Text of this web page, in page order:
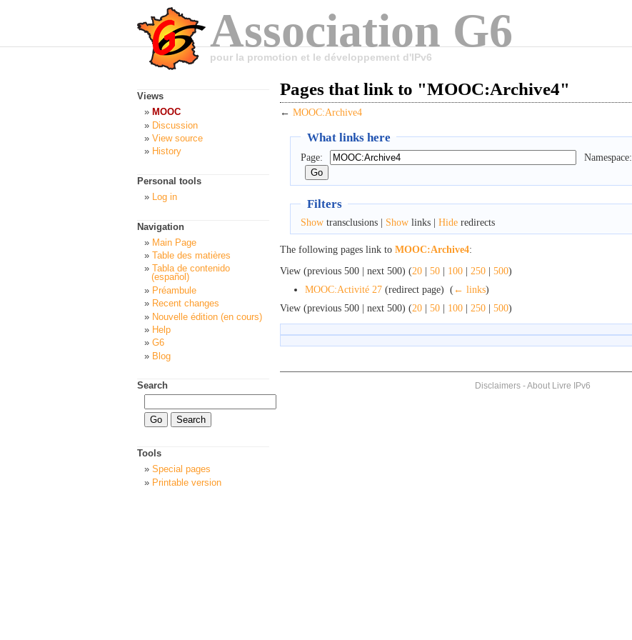
Association G6
pour la promotion et le développement d'IPv6
Pages that link to "MOOC:Archive4"
← MOOC:Archive4
What links here
Page: Namespace:
Filters
Showtransclusions | Showlinks | Hideredirects
The following pages link to MOOC:Archive4:
View (previous 500 | next 500) (20 | 50 | 100 | 250 | 500)
MOOC:Activité 27 (redirect page) ‎ ( ← links)
View (previous 500 | next 500) (20 | 50 | 100 | 250 | 500)
Views
MOOC
Discussion
View source
History
Personal tools
Log in
Navigation
Main Page
Table des matières
Tabla de contenido
(español)
Préambule
Recent changes
Nouvelle édition (en cours)
Help
G6
Blog
Search
Tools
Special pages
Printable version
Disclaimers-About Livre IPv6